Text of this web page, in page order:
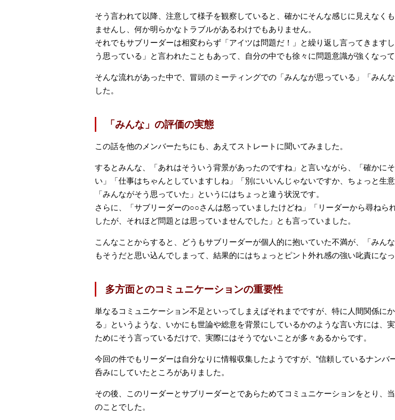
そう言われて以降、注意して様子を観察していると、確かにそんな感じに見えなく
ませんし、何か明らかなトラブルがあるわけでもありません。
それでもサブリーダーは相変わらず「アイツは問題だ！」と繰り返し言ってきます
う思っている」と言われたこともあって、自分の中でも徐々に問題意識が強くなって
そんな流れがあった中で、冒頭のミーティングでの「みんなが思っている」「みん
した。
「みんな」の評価の実態
この話を他のメンバーたちにも、あえてストレートに聞いてみました。
するとみんな、「あれはそういう背景があったのですね」と言いながら、「確かに
い」「仕事はちゃんとしていますしね」「別にいいんじゃないですか、ちょっと生
「みんながそう思っていた」というにはちょっと違う状況です。
さらに、「サブリーダーの○○さんは怒っていましたけどね」「リーダーから尋ねら
したが、それほど問題とは思っていませんでした」とも言っていました。
こんなことからすると、どうもサブリーダーが個人的に抱いていた不満が、「みん
もそうだと思い込んでしまって、結果的にはちょっとピント外れ感の強い叱責にな
多方面とのコミュニケーションの重要性
単なるコミュニケーション不足といってしまえばそれまでですが、特に人間関係に
る」というような、いかにも世論や総意を背景にしているかのような言い方には、
ためにそう言っているだけで、実際にはそうでないことが多々あるからです。
今回の件でもリーダーは自分なりに情報収集したようですが、“信頼しているナンバ
呑みにしていたところがありました。
その後、このリーダーとサブリーダーとであらためてコミュニケーションをとり、
のことでした。